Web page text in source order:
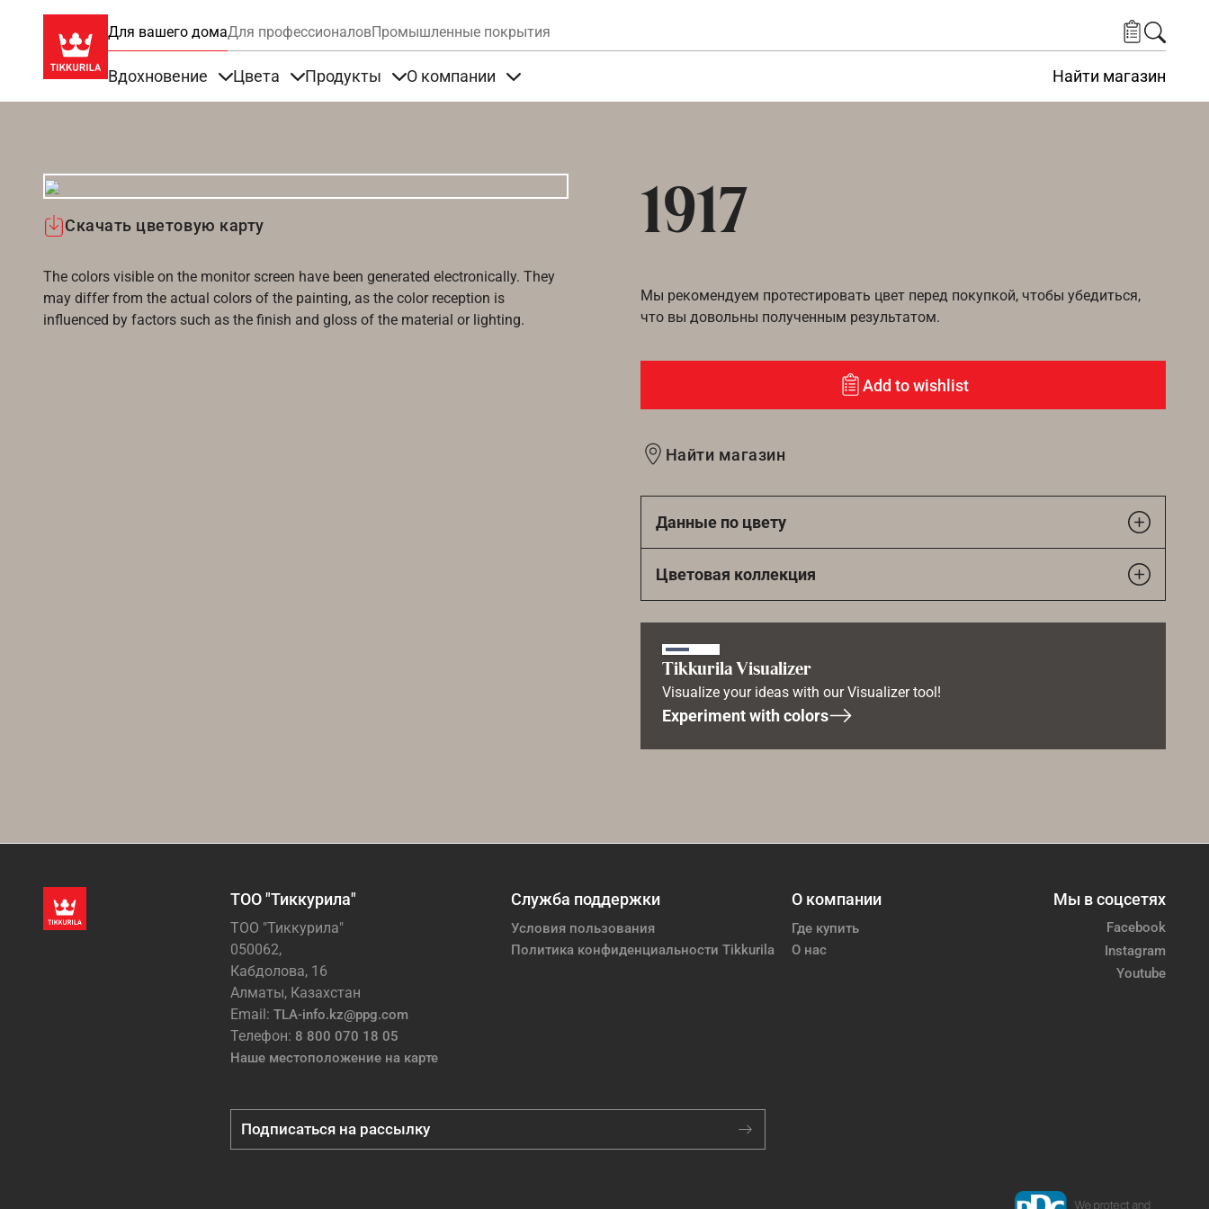
Для вашего домаДля профессионаловПромышленные покрытия
Вдохновение Цвета Продукты О компании Найти магазин
1917
Скачать цветовую карту
The colors visible on the monitor screen have been generated electronically. They
may differ from the actual colors of the painting, as the color reception is
influenced by factors such as the finish and gloss of the material or lighting.
Мы рекомендуем протестировать цвет перед покупкой, чтобы убедиться,
что вы довольны полученным результатом.
Add to wishlist
Найти магазин
Данные по цвету
Цветовая коллекция
Tikkurila Visualizer
Visualize your ideas with our Visualizer tool!
Experiment with colors
ТОО "Тиккурила"
ТОО "Тиккурила"
050062,
Кабдолова, 16
Алматы, Казахстан
Email: TLA-info.kz@ppg.com
Телефон: 8 800 070 18 05
Наше местоположение на карте
Служба поддержки
Условия пользования
Политика конфиденциальности Tikkurila
О компании
Где купить
О нас
Мы в соцсетях
Facebook
Instagram
Youtube
Подписаться на рассылку